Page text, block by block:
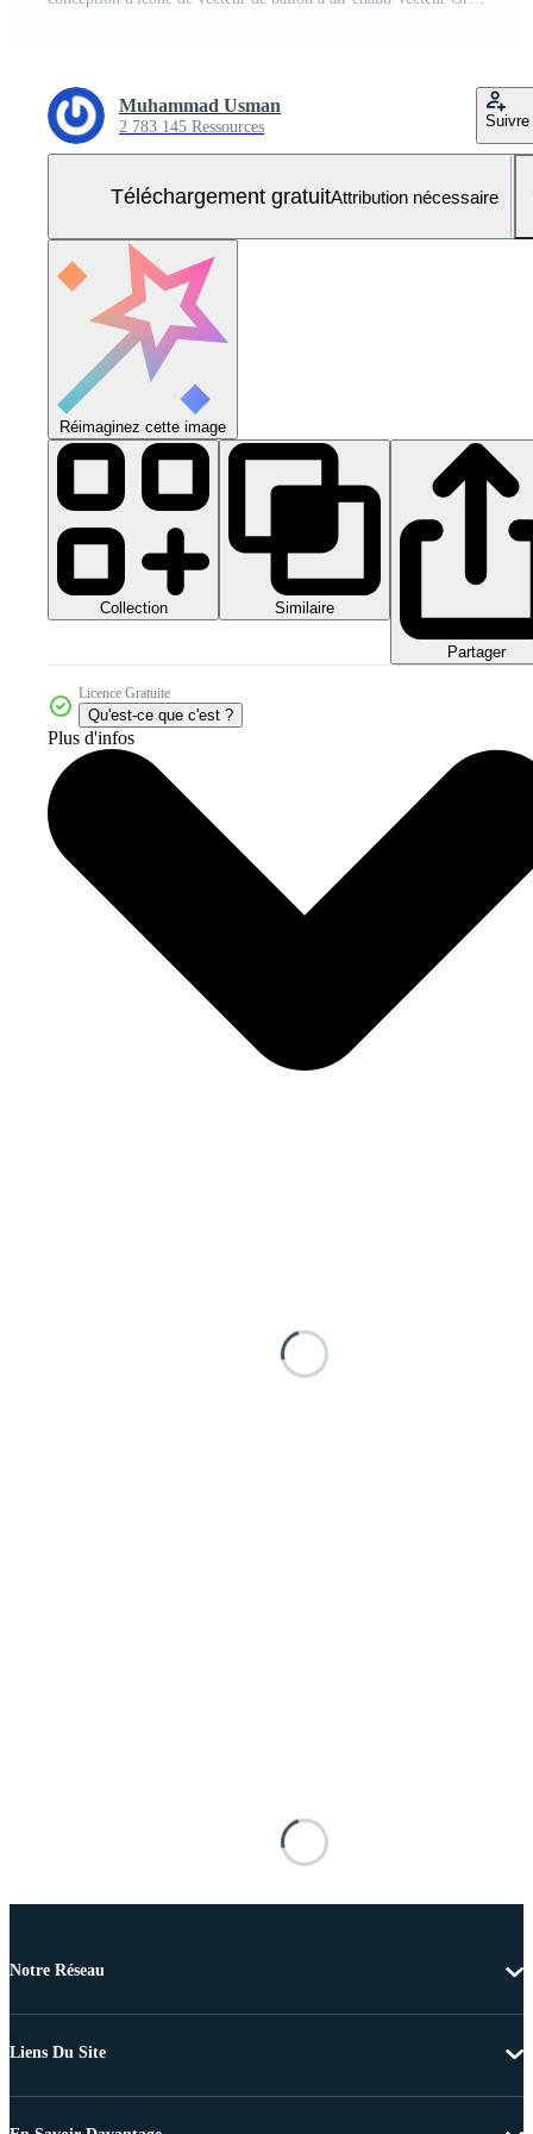
Muhammad Usman
2 783 145 Ressources Suivre
Téléchargement gratuitAttribution nécessaire
Réimaginez cette image
Collection Similaire
Partager
Licence Gratuite
Qu'est-ce que c'est ?
Plus d'infos
Notre Réseau
Liens Du Site